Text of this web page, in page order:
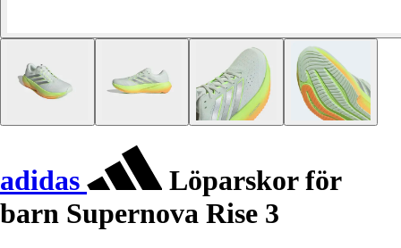
adidas
Löparskor för
barn Supernova Rise 3